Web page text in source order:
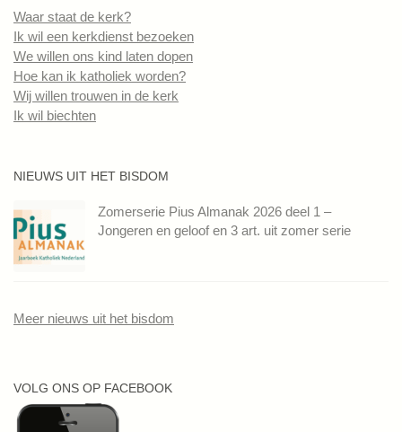
Waar staat de kerk?
Ik wil een kerkdienst bezoeken
We willen ons kind laten dopen
Hoe kan ik katholiek worden?
Wij willen trouwen in de kerk
Ik wil biechten
NIEUWS UIT HET BISDOM
Zomerserie Pius Almanak 2026 deel 1 –
Jongeren en geloof en 3 art. uit zomer serie
Meer nieuws uit het bisdom
VOLG ONS OP FACEBOOK